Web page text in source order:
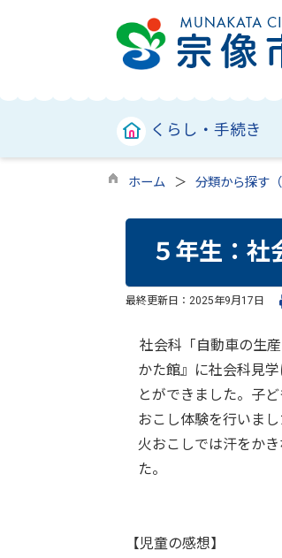
くらし・手続き
ホーム 分類から探す（
５年生：社
最終更新日： 2025年9月17日
社会科「自動車の生
かた館』に社会科見
とができました。子
おこし体験を行いま
火おこしでは汗をか
た。
【児童の感想】